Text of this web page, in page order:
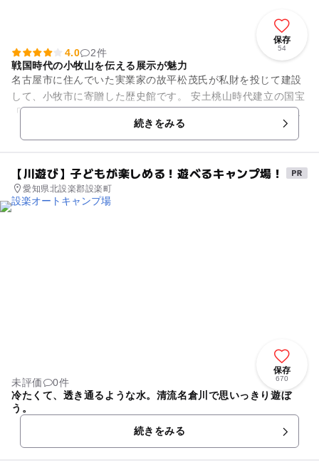
保存
54
4.0
2件
戦国時代の小牧山を伝える展示が魅力
名古屋市に住んでいた実業家の故平松茂氏が私財を投じて建設
して、小牧市に寄贈した歴史館です。 安土桃山時代建立の国宝
「飛雲閣」をモデルに設計し、当時の面影を現代に伝えていま
続きをみる
【川遊び】子どもが楽しめる！遊べるキャンプ場！
愛知県北設楽郡設楽町
保存
670
未評価
0件
冷たくて、透き通るような水。清流名倉川で思いっきり遊ぼ
う。
続きをみる